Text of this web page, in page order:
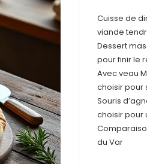
Cuisse de
viande
Dessert
pour finir le
Avec veau
choisir pour
Souris
choisir pour
du Var